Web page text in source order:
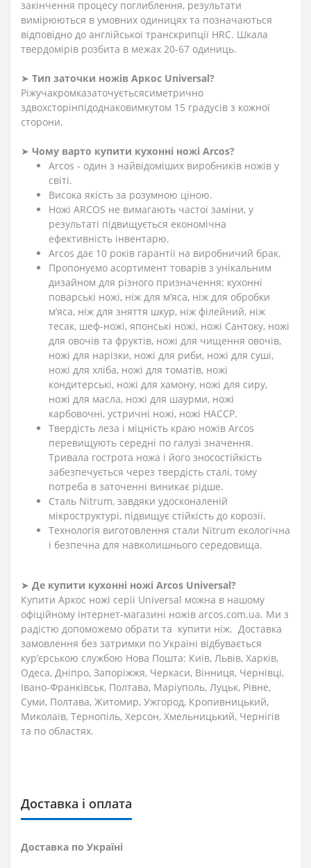
закінчення процесу поглиблення, результати
вимірюються в умовних одиницях та позначаються
відповідно до англійської транскрипції HRC. Шкала
твердомірів розбита в межах 20-67 одиниць.
➤ Тип заточки ножів Аркос Universal?
Ріжучакромказаточуєтьсясиметрично
здвохсторінпідоднаковимкутом 15 градусів з кожної
сторони.
➤ Чому варто купити кухонні ножі Arcos?
Arcos - один з найвідоміших виробників ножів у
світі.
Висока якість за розумною ціною.
Ножі ARCOS не вимагають частої заміни, у
результаті підвищується економічна
ефективність інвентарю.
Arcos дає 10 років гарантії на виробничий брак.
Пропонуємо асортимент товарів з унікальним
дизайном для різного призначення: кухонні
поварські ножі, ніж для м’яса, ніж для обробки
м’яса, ніж для зняття шкур, ніж філейний, ніж
тесак, шеф-ножі, японські ножі, ножі Сантоку, ножі
для овочів та фруктів, ножі для чищення овочів,
ножі для нарізки, ножі для риби, ножі для суші,
ножі для хліба, ножі для томатів, ножі
кондитерські, ножі для хамону, ножі для сиру,
ножі для масла, ножі для шаурми, ножі
карбовочні, устричні ножі, ножі HACCP.
Твердість леза і міцність краю ножів Arcos
перевищують середні по галузі значення.
Тривала гострота ножа і його зносостійкість
забезпечується через твердість сталі, тому
потреба в заточенні виникає рідше.
Сталь Nitrum, завдяки удосконаленій
мікроструктурі, підвищує стійкість до корозії.
Технологія виготовлення стали Nitrum екологічна
і безпечна для навколишнього середовища.
➤ Де купити кухонні ножі Arcos Universal?
Купити Аркос ножі серії Universal можна в нашому
офіційному інтернет-магазині ножів arcos.com.ua. Ми з
радістю допоможемо обрати та купити ніж. Доставка
замовлення без затримки по Україні відбувається
кур’єрською службою Нова Пошта: Київ, Львів, Харків,
Одеса, Дніпро, Запоріжжя, Черкаси, Вінниця, Чернівці,
Івано-Франківськ, Полтава, Маріуполь, Луцьк, Рівне,
Суми, Полтава, Житомир, Ужгород, Кропивницький,
Миколаїв, Тернопіль, Херсон, Хмельницький, Чернігів
та по областях.
Доставка і оплата
Доставка по Україні